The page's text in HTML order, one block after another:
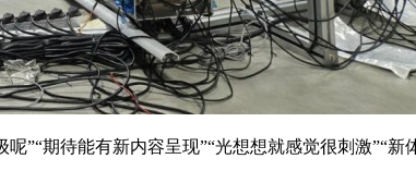
”“期待能有新内容呈现”“光想想就感觉很刺激”“新